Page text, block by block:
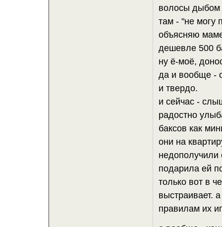
волосы дыбом
там - "не могу
объясняю
дешевле 500
ну ё-моё,
да и вообще -
и твердо.
и сейчас -
радостно
баксов как
они на
недополучили
подарила ей
только вот в
выстраивает.
правилам их